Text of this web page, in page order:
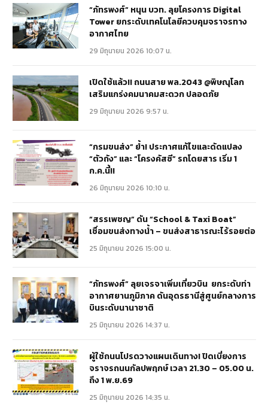
“ภัทรพงศ์” หนุน บวท. ลุยโครงการ Digital
Tower ยกระดับเทคโนโลยีควบคุมจราจรทาง
อากาศไทย
29 มิถุนายน 2026 10:07 น.
เปิดใช้แล้ว!! ถนนสาย พล.2043 @พิษณุโลก
เสริมแกร่งคมนาคมสะดวก ปลอดภัย
29 มิถุนายน 2026 9:57 น.
“กรมขนส่ง” ย้ำ! ประกาศแก้ไขและดัดแปลง
“ตัวถัง” และ “โครงคัสซี” รถโดยสาร เริ่ม 1
ก.ค.นี้!!
26 มิถุนายน 2026 10:10 น.
“สรรเพชญ” ดัน “School & Taxi Boat”
เชื่อมขนส่งทางน้ำ – ขนส่งสาธารณะไร้รอยต่อ
25 มิถุนายน 2026 15:00 น.
“ภัทรพงศ์” ลุยเจรจาเพิ่มเที่ยวบิน ยกระดับท่า
อากาศยานภูมิภาค ดันอุดรธานีสู่ศูนย์กลางการ
บินระดับนานาชาติ
25 มิถุนายน 2026 14:37 น.
ผู้ใช้ถนนโปรดวางแผนเดินทาง! ปิดเบี่ยงการ
จราจรถนนกัลปพฤกษ์ เวลา 21.30 – 05.00 น.
ถึง 1 พ.ย.69
25 มิถุนายน 2026 14:35 น.